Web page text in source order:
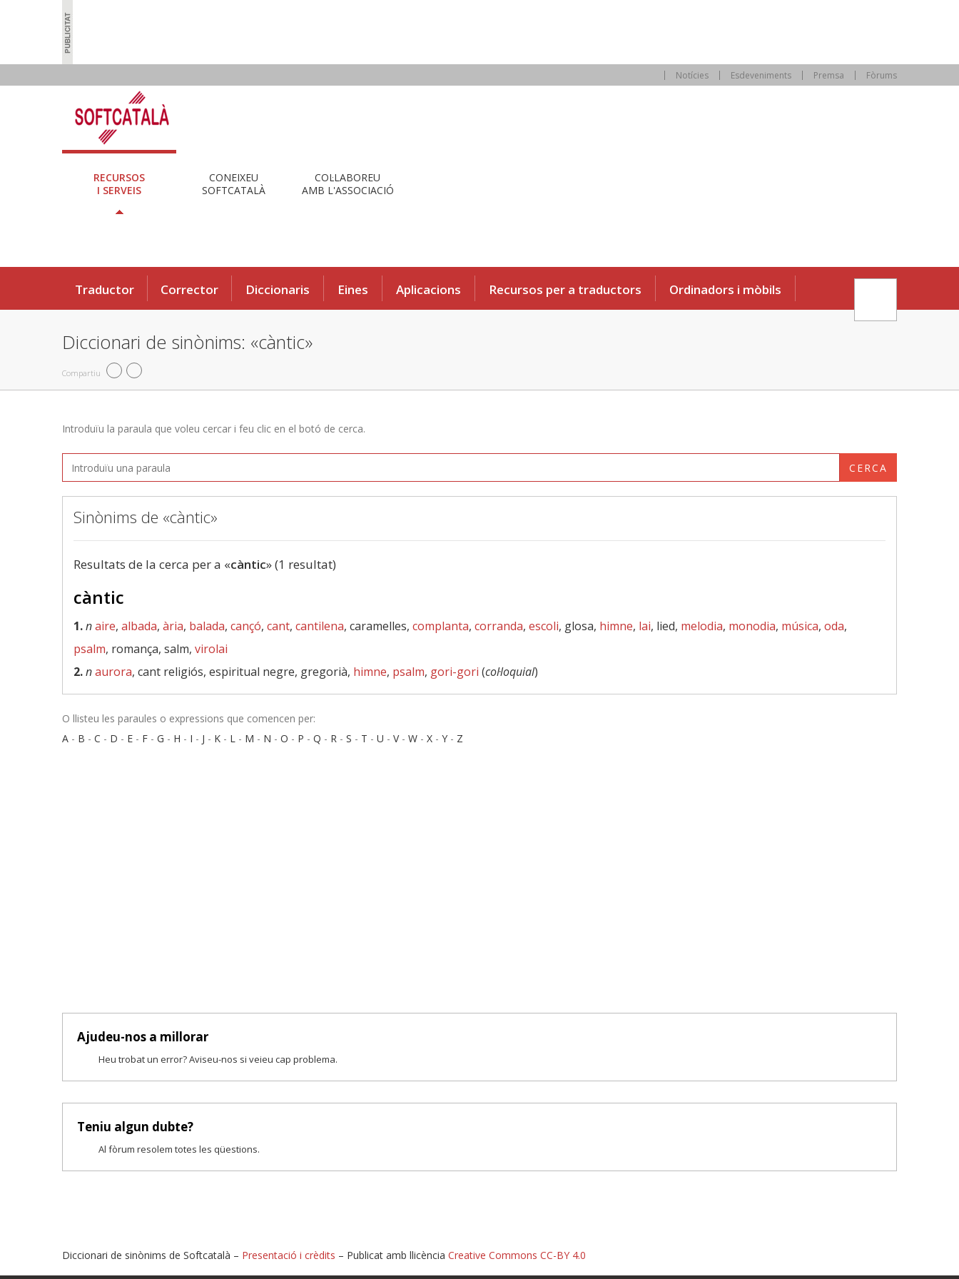
Notícies Esdeveniments Premsa Fòrums
RECURSOS
I SERVEIS
CONEIXEU
SOFTCATALÀ
COL·LABOREU
AMB L'ASSOCIACIÓ
Traductor Corrector Diccionaris Eines Aplicacions Recursos per a traductors Ordinadors i mòbils
Diccionari de sinònims: «càntic»
Compartiu
Introduïu la paraula que voleu cercar i feu clic en el botó de cerca.
CERCA
Sinònims de «càntic»
Resultats de la cerca per a «càntic» (1 resultat)
càntic
1.naire, albada, ària, balada, cançó, cant, cantilena, caramelles, complanta, corranda, escoli, glosa, himne, lai, lied, melodia, monodia, música, oda,
psalm, romança, salm, virolai
2.naurora, cant religiós, espiritual negre, gregorià, himne, psalm, gori-gori (col·loquial)
O llisteu les paraules o expressions que comencen per:
A - B - C - D - E - F - G - H - I - J - K - L - M - N - O - P - Q - R - S - T - U - V- W - X - Y - Z
Ajudeu-nos a millorar
Heu trobat un error? Aviseu-nos si veieu cap problema.
Teniu algun dubte?
Al fòrum resolem totes les qüestions.
Diccionari de sinònims de Softcatalà – Presentació i crèdits – Publicat amb llicència Creative Commons CC-BY 4.0